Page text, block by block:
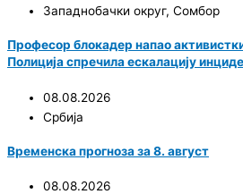
Западнобачки округ, Сомбор
Професор блокадер напао
Полиција спречила ескалацију
08.08.2026
Србија
Временска прогноза за 8. август
08.08.2026